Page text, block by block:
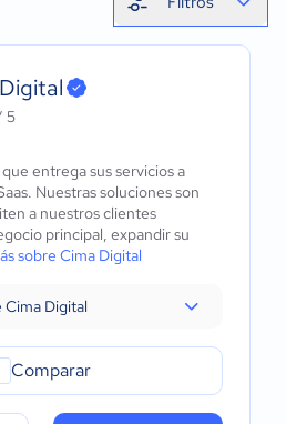
5
entrega sus servicios a
Nuestras soluciones son
a nuestros clientes
principal, expandir su
sobre Cima Digital
Cima Digital
Comparar